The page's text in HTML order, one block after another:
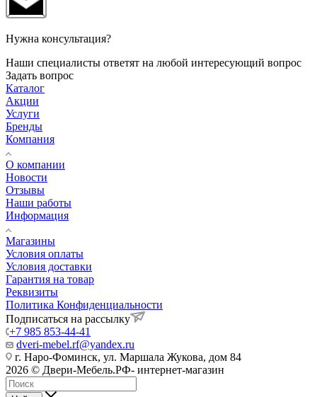
Нужна консультация?
Наши специалисты ответят на любой интересующий вопрос
Задать вопрос
Каталог
Акции
Услуги
Бренды
Компания
О компании
Новости
Отзывы
Наши работы
Информация
Магазины
Условия оплаты
Условия доставки
Гарантия на товар
Реквизиты
Политика Конфиденциальности
Подписаться на рассылку
+7 985 853-44-41
dveri-mebel.rf@yandex.ru
г. Наро-Фоминск, ул. Маршала Жукова, дом 84
2026 © Двери-Мебель.РФ- интернет-магазин